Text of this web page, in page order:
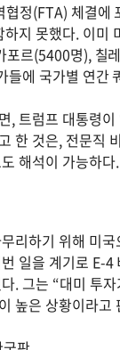
정(FTA) 체결에
지 못했다. 이미
포르(5400명), 칠
들에 국가별 연간
, 트럼프 대통령이
한 것은, 전문직
해석이 가능하다.
리하기 위해 미
일을 계기로 E-4
. 그는 “대미 투
높은 상황이라고